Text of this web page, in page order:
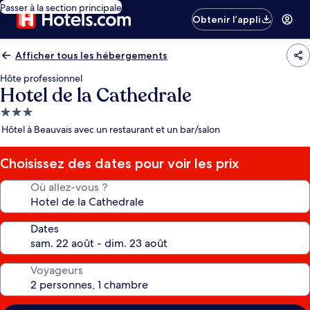
Passer à la section principale
Obtenir l’appli
Afficher tous les hébergements
Hôte professionnel
Hotel de la Cathedrale
Hébergement
3.0 étoiles
Hôtel à Beauvais avec un restaurant et un bar/salon
Choisissez des dates pour voir les prix
Où allez-vous ?
Dates
Voyageurs